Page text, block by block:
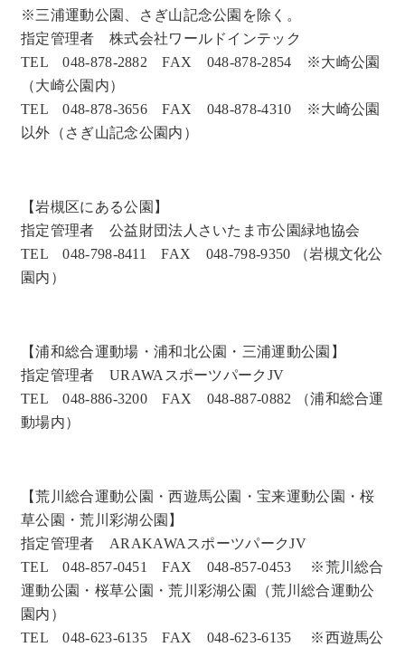
※三浦運動公園、さぎ山記念公園を除く。
指定管理者 株式会社ワールドインテック
TEL 048-878-2882 FAX 048-878-2854 ※大崎公園
（大崎公園内）
TEL 048-878-3656 FAX 048-878-4310 ※大崎公園
以外（さぎ山記念公園内）
【岩槻区にある公園】
指定管理者 公益財団法人さいたま市公園緑地協会
TEL 048-798-8411 FAX 048-798-9350 （岩槻文化公
園内）
【浦和総合運動場・浦和北公園・三浦運動公園】
指定管理者 URAWAスポーツパークJV
TEL 048-886-3200 FAX 048-887-0882 （浦和総合運
動場内）
【荒川総合運動公園・西遊馬公園・宝来運動公園・桜
草公園・荒川彩湖公園】
指定管理者 ARAKAWAスポーツパークJV
TEL 048-857-0451 FAX 048-857-0453 ※荒川総合
運動公園・桜草公園・荒川彩湖公園（荒川総合運動公
園内）
TEL 048-623-6135 FAX 048-623-6135 ※西遊馬公